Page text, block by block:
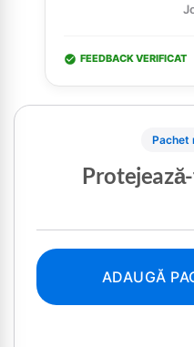
FEEDBACK VERIFICAT
Pachet
ADAUGĂ